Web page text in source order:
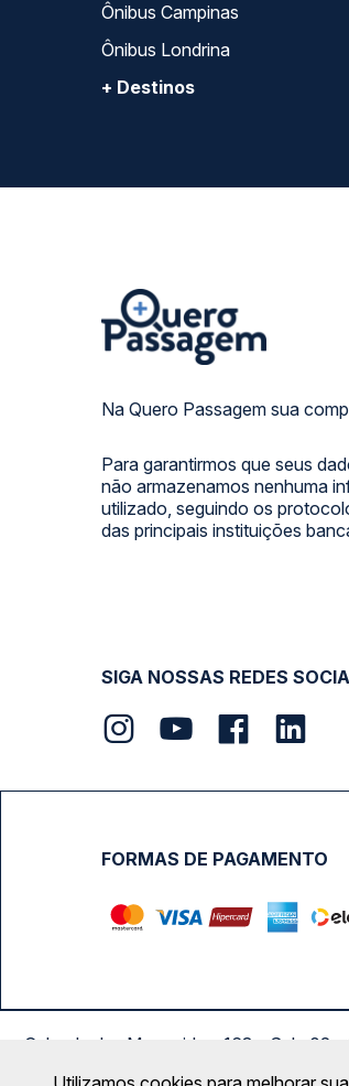
Ônibus Campinas
Ônibus Londrina
+ Destinos
Na Quero Passagem sua
Para garantirmos que seus
não armazenamos nenhuma
utilizado, seguindo os
das principais instituições
SIGA NOSSAS REDES
FORMAS DE PAGAMENTO
Calçada das Margaridas, 163 - Sala 02